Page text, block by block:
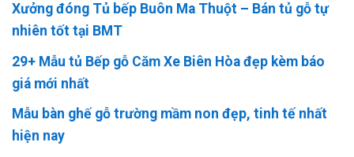
Xưởng đóng Tủ bếp Buôn Ma Thuột – Bán tủ gỗ tự
nhiên tốt tại BMT
29+ Mẫu tủ Bếp gỗ Căm Xe Biên Hòa đẹp kèm báo
giá mới nhất
Mẫu bàn ghế gỗ trường mầm non đẹp, tinh tế nhất
hiện nay